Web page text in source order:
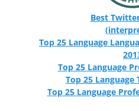
Best
Top 25 Language
Top 25 Language
Top 25 Language
Top 25 Language